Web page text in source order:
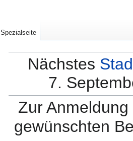
Nächstes
7.
Zur
gewünschten
Spezialseite